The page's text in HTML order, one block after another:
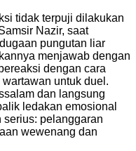
tidak terpuji dilakukan
Nazir, saat
pungutan liar
menjawab dengan
dengan cara
untuk duel.
dan langsung
ledakan emosional
pelanggaran
wewenang dan